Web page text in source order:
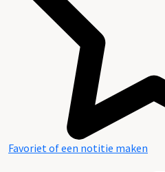
Favoriet of een notitie maken